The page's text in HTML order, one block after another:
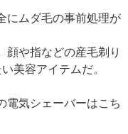
にムダ毛の事前処理が
顔や指などの産毛剃り
美容アイテムだ。
電気シェーバーはこち